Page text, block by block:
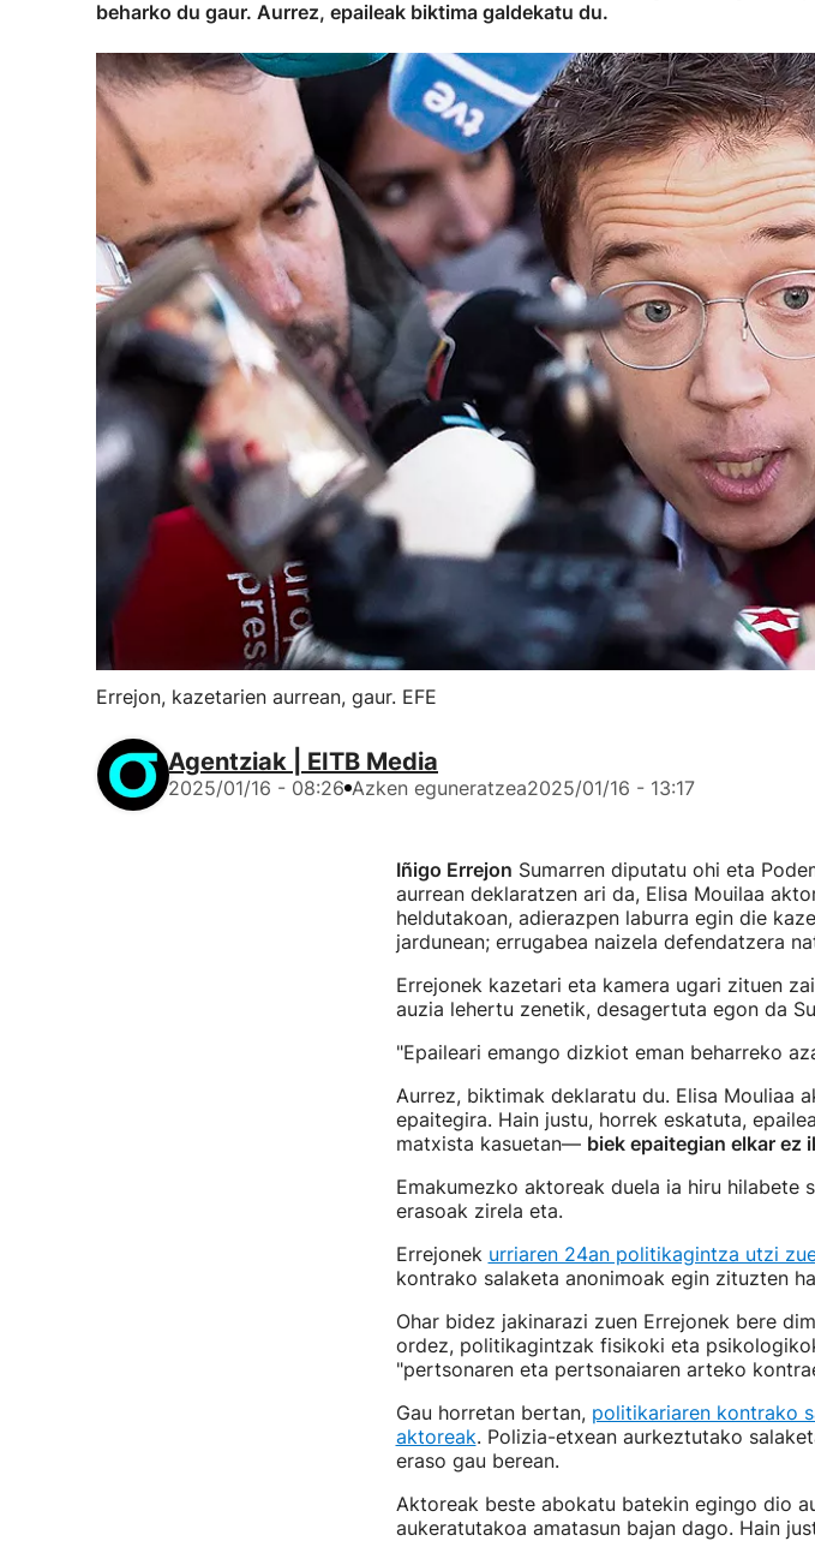
beharko du gaur. Aurrez, epaileak biktima galdekatu du.
Errejon, kazetarien aurrean, gaur. EFE
Agentziak | EITB Media
2025/01/16 - 08:26 Azken eguneratzea2025/01/16 - 13:17
Iñigo Errejon Sumarren diputatu ohi eta
aurrean deklaratzen ari da, Elisa Mouilaa
heldutakoan, adierazpen laburra egin die
jardunean; errugabea naizela defendatzera
Errejonek kazetari eta kamera ugari zituen
auzia lehertu zenetik, desagertuta egon da
"Epaileari emango dizkiot eman beharreko
Aurrez, biktimak deklaratu du. Elisa Mouliaa
epaitegira. Hain justu, horrek eskatuta,
matxista kasuetan— biek epaitegian elkar ez
Emakumezko aktoreak duela ia hiru hilabete
erasoak zirela eta.
Errejonek urriaren 24an politikagintza utzi
kontrako salaketa anonimoak egin zituzten
Ohar bidez jakinarazi zuen Errejonek bere
ordez, politikagintzak fisikoki eta
"pertsonaren eta pertsonaiaren arteko
Gau horretan bertan, politikariaren kontrako
aktoreak. Polizia-etxean aurkeztutako
eraso gau berean.
Aktoreak beste abokatu batekin egingo dio
aukeratutakoa amatasun bajan dago. Hain